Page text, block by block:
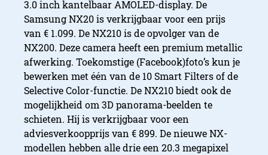
3.0 inch kantelbaar AMOLED-display. De
Samsung NX20 is verkrijgbaar voor een prijs
van € 1.099. De NX210 is de opvolger van de
NX200. Deze camera heeft een premium metallic
afwerking. Toekomstige (Facebook)foto’s kun je
bewerken met één van de 10 Smart Filters of de
Selective Color-functie. De NX210 biedt ook de
mogelijkheid om 3D panorama-beelden te
schieten. Hij is verkrijgbaar voor een
adviesverkoopprijs van € 899. De nieuwe NX-
modellen hebben alle drie een 20.3 megapixel